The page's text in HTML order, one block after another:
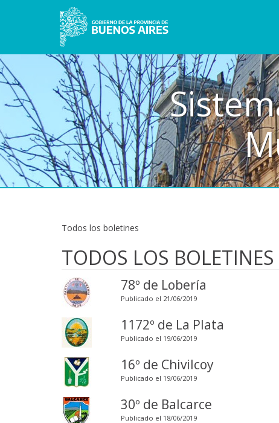
Todos los boletines
TODOS LOS BOLETINES
78º de Lobería
Publicado el 21/06/2019
1172º de La Plata
Publicado el 19/06/2019
16º de Chivilcoy
Publicado el 19/06/2019
30º de Balcarce
Publicado el 18/06/2019